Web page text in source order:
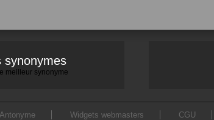
synonymes
meilleur synonyme
Antonyme Widgets webmasters CGU